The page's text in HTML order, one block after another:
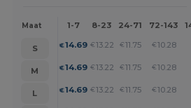
Maat 1-7 8-23 24-71 72-143
S €14.69 €13.22 € 11.75 €10.28
M
€14.69 €13.22 € 11.75 €10.28
L
€14.69 €13.22 € 11.75 €10.28